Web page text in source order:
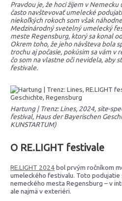
Pravdou je, že hoci žijem v Nemecku
často navštevovať umelecké
niekoľkých rokoch som však
Medzinárodný svetelný umelecký
meste Regensburg, ktorý sa konal
Okrem toho, že jeho návšteva bola
trochu aj počasie, pokúsim sa vám v
čo som na vlastne oči nevidela, aby
festivale.
Hartung | Trenz: Lines, 2024, site-
festival, Haus der Bayerischen
KUNSTARTUM)
O RE.LIGHT festivale
RE.LIGHT 2024bol prvým ročníkom
umeleckého festivalu. Toto podujatie
nemeckého mesta Regensburg – v
ale najmä v exteriéri.